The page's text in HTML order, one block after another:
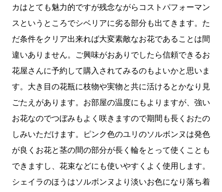
カはとても魅力的ですが残念ながらコストパフォーマン
スというところでシベリアに劣る部分も出てきます。た
だ条件をクリア出来れば大変素敵なお花であることは間
違いありません。ご興味がおありでしたら信頼できるお
花屋さんに予約して購入されてみるのもよいかと思いま
す。大き目の花瓶に枝物や実物と共に活けるとかなり見
ごたえがあります。お部屋の温度にもよりますが、強い
お花なのでつぼみもよく咲きますので期間も長くおたの
しみいただけます。ピンク色のユリのソルボンヌは発色
が良くお花と茎の間の部分が長く輪をとって使くことも
できますし、花束などにも使いやすくよく使用します。
シェイラのほうはソルボンヌより淡いお色になり落ち着